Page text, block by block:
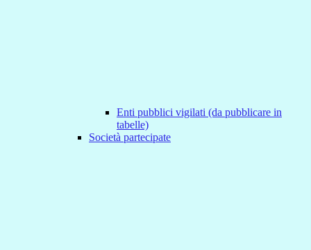
Enti pubblici vigilati (da pubblicare in
tabelle)
Società partecipate